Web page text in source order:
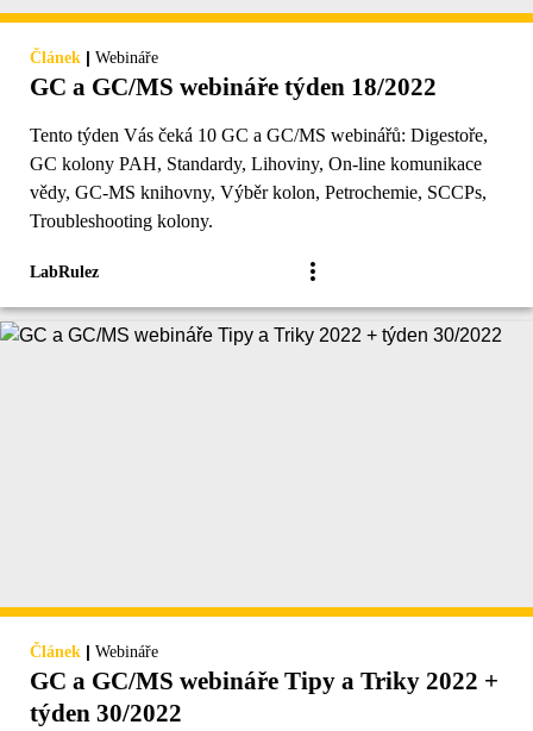
Článek | Webináře
GC a GC/MS webináře týden 18/2022
Tento týden Vás čeká 10 GC a GC/MS webinářů: Digestoře,
GC kolony PAH, Standardy, Lihoviny, On-line komunikace
vědy, GC-MS knihovny, Výběr kolon, Petrochemie, SCCPs,
Troubleshooting kolony.
LabRulez
Článek | Webináře
GC a GC/MS webináře Tipy a Triky 2022 +
týden 30/2022